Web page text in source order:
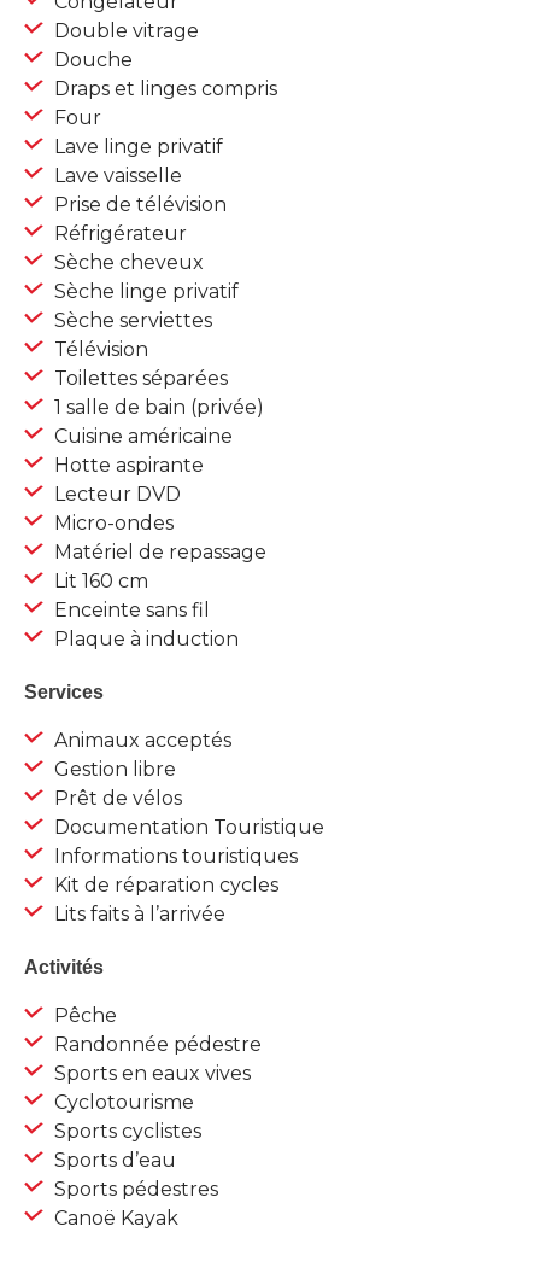
Double vitrage
Douche
Draps et linges compris
Four
Lave linge privatif
Lave vaisselle
Prise de télévision
Réfrigérateur
Sèche cheveux
Sèche linge privatif
Sèche serviettes
Télévision
Toilettes séparées
1 salle de bain (privée)
Cuisine américaine
Hotte aspirante
Lecteur DVD
Micro-ondes
Matériel de repassage
Lit 160 cm
Enceinte sans fil
Plaque à induction
Services
Animaux acceptés
Gestion libre
Prêt de vélos
Documentation Touristique
Informations touristiques
Kit de réparation cycles
Lits faits à l’arrivée
Activités
Pêche
Randonnée pédestre
Sports en eaux vives
Cyclotourisme
Sports cyclistes
Sports d’eau
Sports pédestres
Canoë Kayak